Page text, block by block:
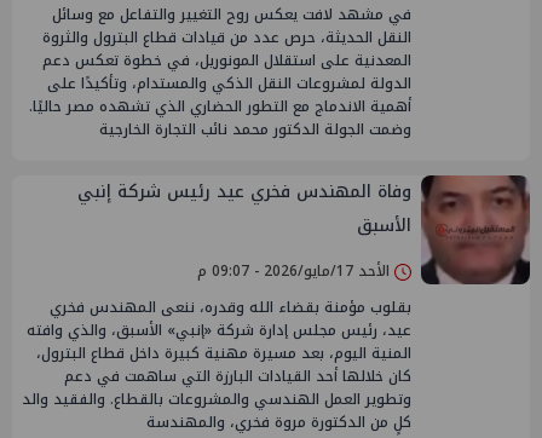
في مشهد لافت يعكس روح التغيير والتفاعل مع وسائل
النقل الحديثة، حرص عدد من قيادات قطاع البترول والثروة
المعدنية على استقلال المونوريل، في خطوة تعكس دعم
الدولة لمشروعات النقل الذكي والمستدام، وتأكيدًا على
أهمية الاندماج مع التطور الحضاري الذي تشهده مصر حاليًا.
وضمت الجولة الدكتور محمد نائب التجارة الخارجية
وفاة المهندس فخري عيد رئيس شركة إنبي
الأسبق
الأحد 17/مايو/2026 - 09:07 م
بقلوب مؤمنة بقضاء الله وقدره، ننعى المهندس فخري
عيد، رئيس مجلس إدارة شركة «إنبي» الأسبق، والذي وافته
المنية اليوم، بعد مسيرة مهنية كبيرة داخل قطاع البترول،
كان خلالها أحد القيادات البارزة التي ساهمت في دعم
وتطوير العمل الهندسي والمشروعات بالقطاع. والفقيد والد
كلٍ من الدكتورة مروة فخري، والمهندسة